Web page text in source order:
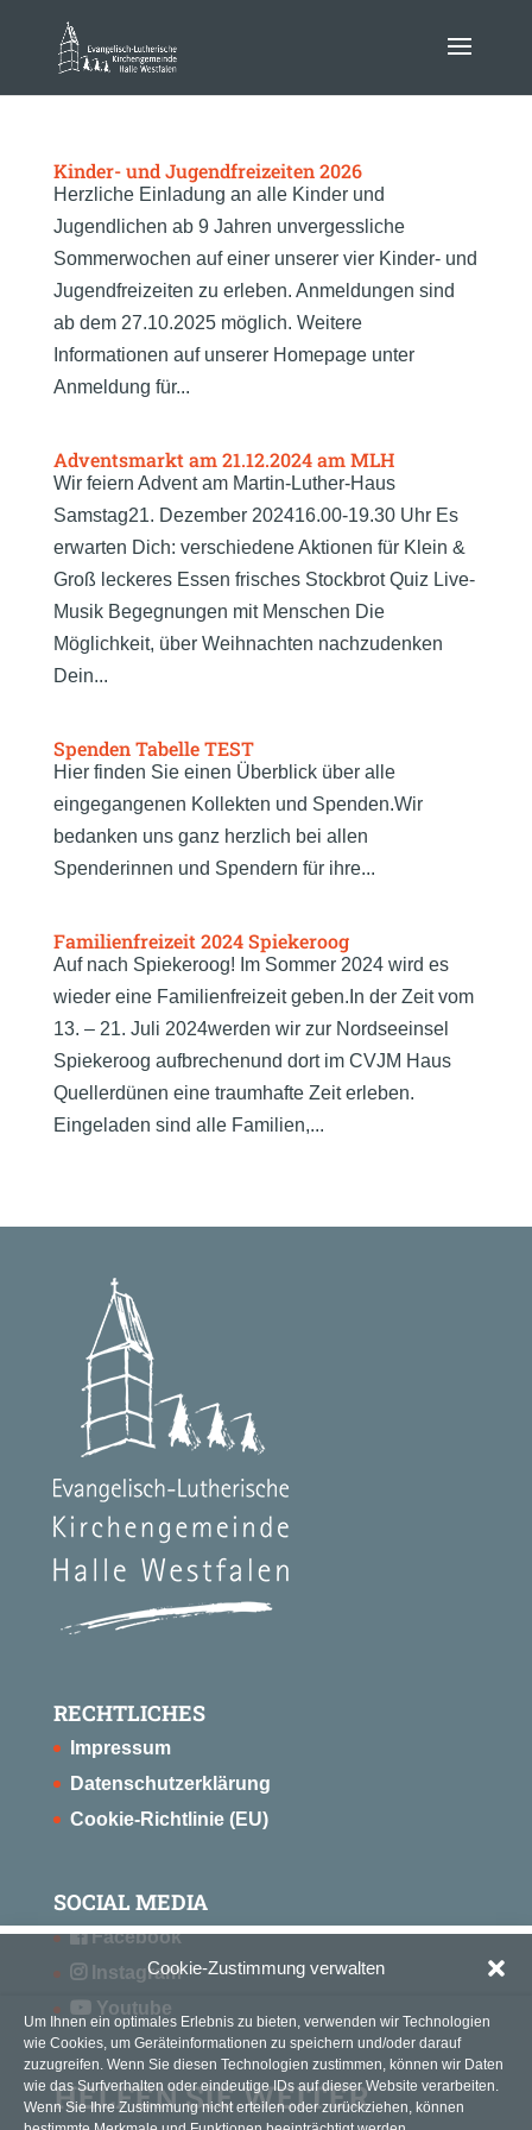
Cookie-Zustimmung verwalten
Um Ihnen ein optimales Erlebnis zu bieten, verwenden wir Technologien
wie Cookies, um Geräteinformationen zu speichern und/oder darauf
zuzugreifen. Wenn Sie diesen Technologien zustimmen, können wir Daten
wie das Surfverhalten oder eindeutige IDs auf dieser Website verarbeiten.
Wenn Sie Ihre Zustimmung nicht erteilen oder zurückziehen, können
Kinder- und Jugendfreizeiten 2026
Herzliche Einladung an alle Kinder und
Jugendlichen ab 9 Jahren unvergessliche
Sommerwochen auf einer unserer vier Kinder- und
Jugendfreizeiten zu erleben. Anmeldungen sind
ab dem 27.10.2025 möglich. Weitere
Informationen auf unserer Homepage unter
Anmeldung für...
Adventsmarkt am 21.12.2024 am MLH
Wir feiern Advent am Martin-Luther-Haus
Samstag21. Dezember 202416.00-19.30 Uhr Es
erwarten Dich: verschiedene Aktionen für Klein &
Groß leckeres Essen frisches Stockbrot Quiz Live-
Musik Begegnungen mit Menschen Die
Möglichkeit, über Weihnachten nachzudenken
Dein...
Spenden Tabelle TEST
Hier finden Sie einen Überblick über alle
eingegangenen Kollekten und Spenden.Wir
bedanken uns ganz herzlich bei allen
Spenderinnen und Spendern für ihre...
Familienfreizeit 2024 Spiekeroog
Auf nach Spiekeroog! Im Sommer 2024 wird es
wieder eine Familienfreizeit geben.In der Zeit vom
13. – 21. Juli 2024werden wir zur Nordseeinsel
Spiekeroog aufbrechenund dort im CVJM Haus
Quellerdünen eine traumhafte Zeit erleben.
Eingeladen sind alle Familien,...
RECHTLICHES
Impressum
Datenschutzerklärung
Cookie-Richtlinie (EU)
SOCIAL MEDIA
Facebook
Instagram
Youtube
HELFEN SIE WEITER